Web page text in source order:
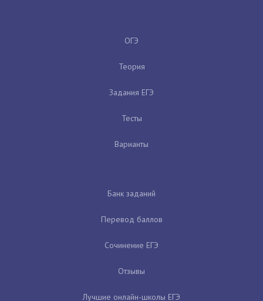
ОГЭ
Теория
Задания ЕГЭ
Тесты
Варианты
Банк заданий
Перевод баллов
Сочинение ЕГЭ
Отзывы
Лучшие онлайн-школы ЕГЭ